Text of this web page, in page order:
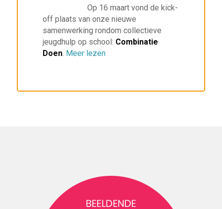
Op 16 maart vond de kick-
off plaats van onze nieuwe
samenwerking rondom collectieve
jeugdhulp op school: Combinatie
Doen. Meer lezen